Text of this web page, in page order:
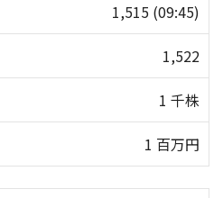
1,515 (09:45)
1,522
1 千株
1 百万円